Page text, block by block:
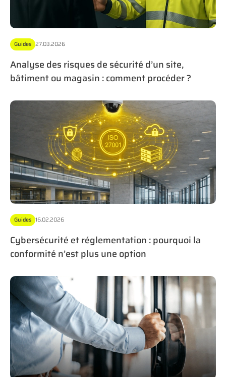
Guides 27.03.2026
Analyse des risques de sécurité d’un site,
bâtiment ou magasin : comment procéder ?
Guides 16.02.2026
Cybersécurité et réglementation : pourquoi la
conformité n’est plus une option